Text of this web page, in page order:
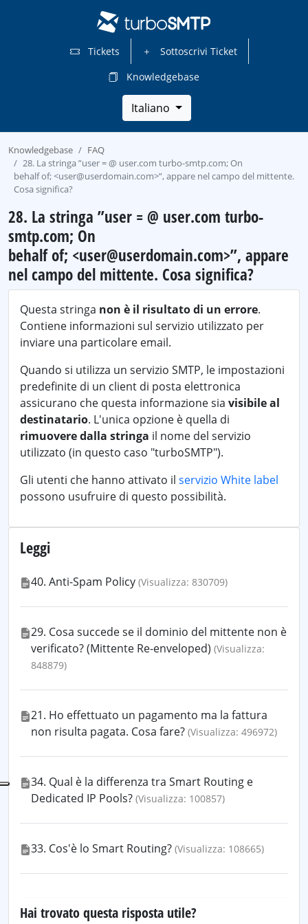
Tickets
Sottoscrivi Ticket
Knowledgebase
Italiano
Knowledgebase
FAQ
28. La stringa ”user = @ user.com turbo-smtp.com; On
behalf of; <user@userdomain.com>”, appare nel campo del mittente.
Cosa significa?
28. La stringa ”user = @ user.com turbo-
smtp.com; On
behalf of; <user@userdomain.com>”, appare
nel campo del mittente. Cosa significa?
Questa stringa non è il risultato di un errore.
Contiene informazioni sul servizio utilizzato per
inviare una particolare email.
Quando si utilizza un servizio SMTP, le impostazioni
predefinite di un client di posta elettronica
assicurano che questa informazione sia visibile al
destinatario. L'unica opzione è quella di
rimuovere dalla stringa il nome del servizio
utilizzato (in questo caso "turboSMTP").
Gli utenti che hanno attivato il servizio White label
possono usufruire di questo possibilità.
Leggi
40. Anti-Spam Policy (Visualizza: 830709)
29. Cosa succede se il dominio del mittente non è
verificato? (Mittente Re-enveloped) (Visualizza:
848879)
21. Ho effettuato un pagamento ma la fattura
non risulta pagata. Cosa fare? (Visualizza: 496972)
34. Qual è la differenza tra Smart Routing e
Dedicated IP Pools? (Visualizza: 100857)
33. Cos'è lo Smart Routing? (Visualizza: 108665)
Hai trovato questa risposta utile?